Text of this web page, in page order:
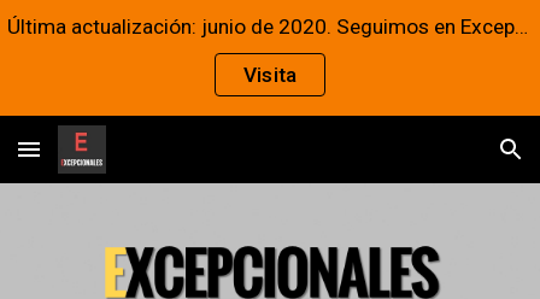
Skip to navigation
Última actualización: junio de 2020. Seguimos en Excepcionales
Visita